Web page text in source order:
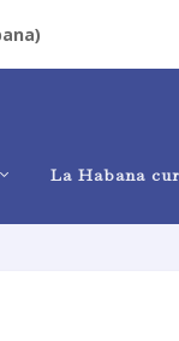
La Habana